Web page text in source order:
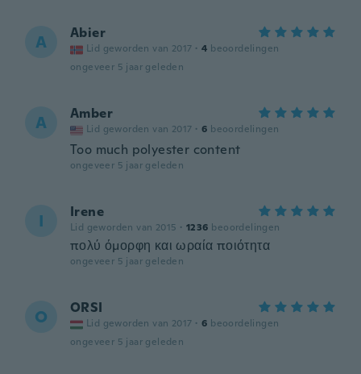
A Abier
Lid geworden van 2017 · 4 beoordelingen
ongeveer 5 jaar geleden
A Amber
Lid geworden van 2017 · 6 beoordelingen
Too much polyester content
ongeveer 5 jaar geleden
I Irene
Lid geworden van 2015 · 1236 beoordelingen
πολύ όμορφη και ωραία ποιότητα
ongeveer 5 jaar geleden
O ORSI
Lid geworden van 2017 · 6 beoordelingen
ongeveer 5 jaar geleden